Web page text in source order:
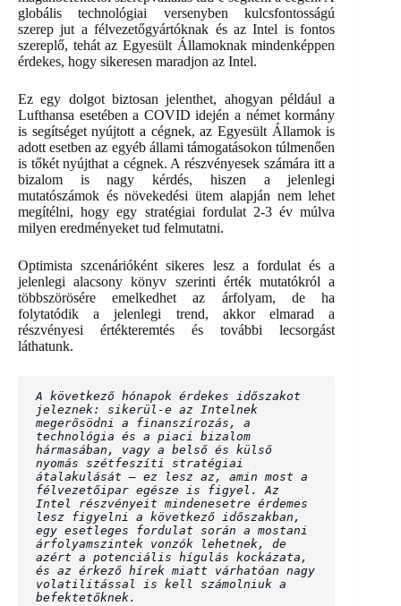
globális technológiai versenyben kulcsfontosságú
szerep jut a félvezetőgyártóknak és az Intel is fontos
szereplő, tehát az Egyesült Államoknak mindenképpen
érdekes, hogy sikeresen maradjon az Intel.
Ez egy dolgot biztosan jelenthet, ahogyan például a
Lufthansa esetében a COVID idején a német kormány
is segítséget nyújtott a cégnek, az Egyesült Államok is
adott esetben az egyéb állami támogatásokon túlmenően
is tőkét nyújthat a cégnek. A részvényesek számára itt a
bizalom is nagy kérdés, hiszen a jelenlegi
mutatószámok és növekedési ütem alapján nem lehet
megítélni, hogy egy stratégiai fordulat 2-3 év múlva
milyen eredményeket tud felmutatni.
Optimista szcenárióként sikeres lesz a fordulat és a
jelenlegi alacsony könyv szerinti érték mutatókról a
többszörösére emelkedhet az árfolyam, de ha
folytatódik a jelenlegi trend, akkor elmarad a
részvényesi értékteremtés és további lecsorgást
láthatunk.
A következő hónapok érdekes időszakot
jeleznek: sikerül-e az Intelnek
megerősödni a finanszírozás, a
technológia és a piaci bizalom
hármasában, vagy a belső és külső
nyomás szétfeszíti stratégiai
átalakulását – ez lesz az, amin most a
félvezetőipar egésze is figyel. Az
Intel részvényeit mindenesetre érdemes
lesz figyelni a következő időszakban,
egy esetleges fordulat során a mostani
árfolyamszintek vonzók lehetnek, de
azért a potenciális hígulás kockázata,
és az érkező hírek miatt várhatóan nagy
volatilitással is kell számolniuk a
befektetőknek.